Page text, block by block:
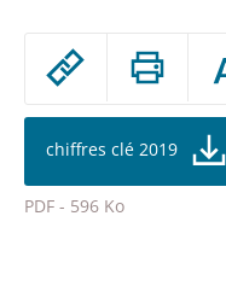
Passer
partage
de
l'article
pour
chiffres clé 2019
PDF - 596 Ko